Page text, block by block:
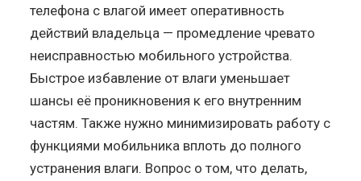
телефона с влагой имеет оперативность
действий владельца — промедление чревато
неисправностью мобильного устройства.
Быстрое избавление от влаги уменьшает
шансы её проникновения к его внутренним
частям. Также нужно минимизировать работу с
функциями мобильника вплоть до полного
устранения влаги. Вопрос о том, что делать,